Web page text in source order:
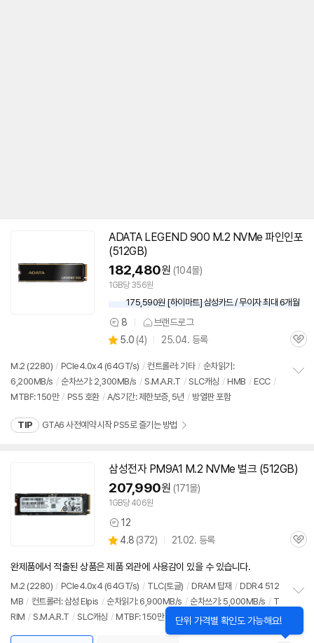
ADATA LEGEND 900 M.2 NVMe 파인인포
(512GB)
182,480원 (104몰)
1GB당 356원
175,590원 [하이마트] 삼성카드 / 무이자 최대 6개월
상
품
견
8 브랜드로그
별
점
5.0 (상
리
뷰
4) 25.04. 등록
관
M.2 (2280) / PCIe4.0x4 (64GT/s) / 컨트롤러: 기타 / 순차읽기:
6,200MB/s / 순차쓰기: 2,300MB/s / S.M.A.R.T / SLC캐싱 / HMB / ECC /
MTBF: 150만 / PS5 호환 / A/S기간: 제한보증, 5년 / 방열판 포함
TIP GTA6 사전예약 시작 PS5로 즐기는 방법
삼성전자 PM9A1 M.2 NVMe 벌크 (512GB)
207,990원 (171몰)
1GB당 406원
상
품
견
12
별
점
4.8 (상
리
뷰
372) 21.02. 등록
관
상
완제품에서 적출된 상품은 제품 외관에 사용감이 있을 수 있습니다.
M.2 (2280) / PCIe4.0x4 (64GT/s) / TLC(토글) / DRAM 탑재 / DDR4 512
MB / 컨트롤러: 삼성 Elpis / 순차읽기: 6,900MB/s / 순차쓰기: 5,000MB/s / T
RIM / S.M.A.R.T / SLC캐싱 / MTBF: 150만 SLC: 94GB PS5 호환 / 방열
＊병행, 중고 판매처 확인요망
정
펼